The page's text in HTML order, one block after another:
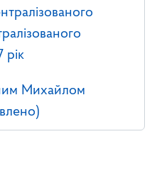
рік
Михайлом